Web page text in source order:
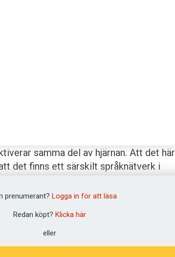
samma del av hjärnan. Att det här
det finns ett särskilt språknätverk i
magnetresonanstomografi,
av aktivitet har alltså sina unika
prenumerant? Logga in för att läsa
Redan köpt? Klicka här
eller